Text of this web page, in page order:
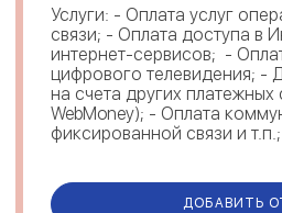
Услуги: - Оплата услуг
связи; - Оплата доступа в
интернет-сервисов; -
цифрового телевидения; -
на счета других
WebMoney); - Оплата
фиксированной связи и
ДОБАВИТЬ